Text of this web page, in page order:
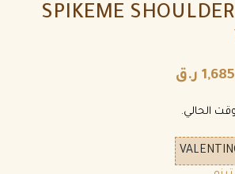
SPIKEME
ر.ق
الحالي.